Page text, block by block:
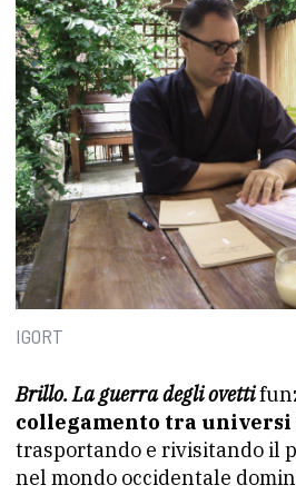
IGORT
Brillo. La guerra degli ovetti
collegamento tra
trasportando e rivisitando il
nel mondo occidentale